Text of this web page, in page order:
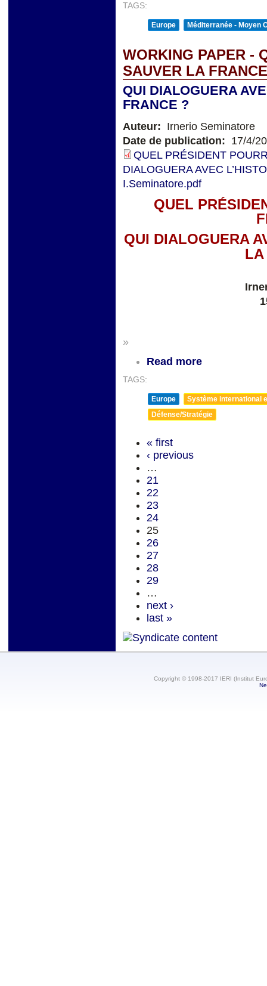
TAGS:
Europe Méditerranée - Moyen
WORKING PAPER -
SAUVER LA
QUI DIALOGUERA
FRANCE ?
Auteur: Irnerio Seminatore
Date de publication: 17/4/
QUEL PRÉSIDENT
DIALOGUERA AVEC
I.Seminatore.pdf
QUEL
QUI DIALOGUERA
»
Read more
TAGS:
Europe
Système international
Défense/Stratégie
« first
‹ previous
…
21
22
23
24
25
26
27
28
29
…
next ›
last »
Copyright © 1998-2017 IERI (Institut